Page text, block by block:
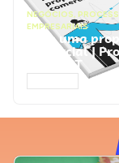
NEGÓCIOS,
EMPRESARIAIS
Faça uma
comercial |
ChatGPT